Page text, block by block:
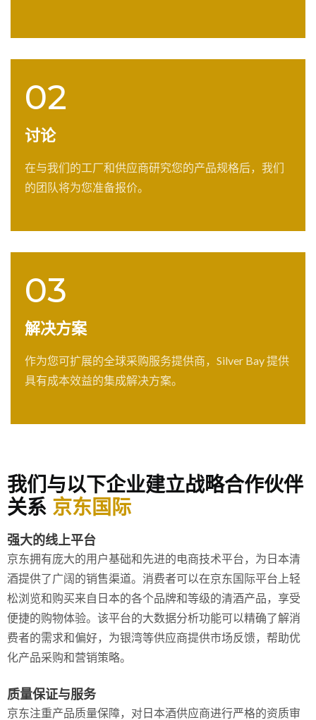
02
讨论
在与我们的工厂和供应商研究您的产品规格后，我们
的团队将为您准备报价。
03
解决方案
作为您可扩展的全球采购服务提供商，Silver Bay 提供
具有成本效益的集成解决方案。
我们与以下企业建立战略合作伙伴
关系 京东国际
强大的线上平台
京东拥有庞大的用户基础和先进的电商技术平台，为日本清
酒提供了广阔的销售渠道。消费者可以在京东国际平台上轻
松浏览和购买来自日本的各个品牌和等级的清酒产品，享受
便捷的购物体验。该平台的大数据分析功能可以精确了解消
费者的需求和偏好，为银湾等供应商提供市场反馈，帮助优
化产品采购和营销策略。
质量保证与服务
京东注重产品质量保障，对日本酒供应商进行严格的资质审